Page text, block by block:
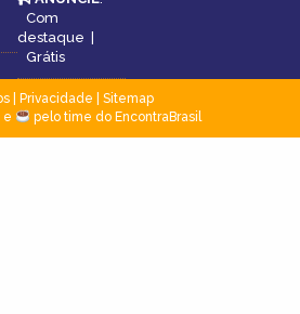
Com
destaque |
Grátis
| Privacidade
Sitemap
e pelo time do EncontraBrasil